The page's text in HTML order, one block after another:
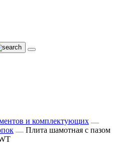
и комплектующих
Плита шамотная с пазом